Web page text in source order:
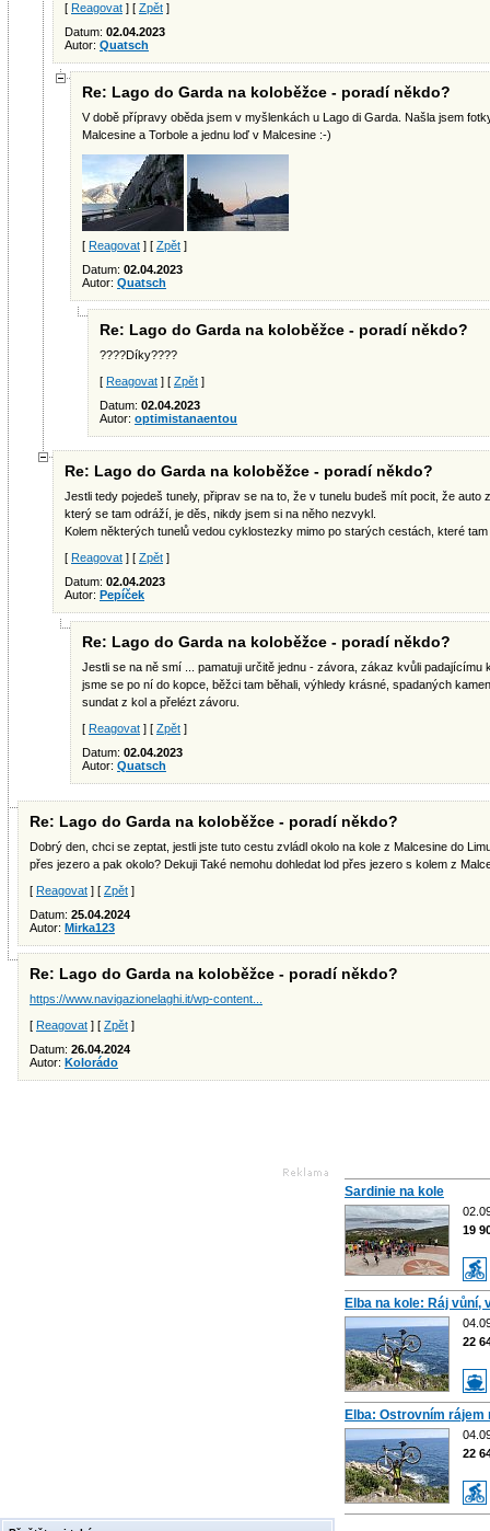
[ Reagovat ] [ Zpět ]
Datum: 02.04.2023
Autor: Quatsch
Re: Lago do Garda na koloběžce - poradí někdo?
V době přípravy oběda jsem v myšlenkách u Lago di Garda. Našla jsem
Malcesine a Torbole a jednu loď v Malcesine :-)
[ Reagovat ] [ Zpět ]
Datum: 02.04.2023
Autor: Quatsch
Re: Lago do Garda na koloběžce - poradí někdo?
????Díky????
[ Reagovat ] [ Zpět ]
Datum: 02.04.2023
Autor: optimistanaentou
Re: Lago do Garda na koloběžce - poradí někdo?
Jestli tedy pojedeš tunely, připrav se na to, že v tunelu budeš mít pocit, že auto
který se tam odráží, je děs, nikdy jsem si na něho nezvykl.
Kolem některých tunelů vedou cyklostezky mimo po starých cestách, které
[ Reagovat ] [ Zpět ]
Datum: 02.04.2023
Autor: Pepíček
Re: Lago do Garda na koloběžce - poradí někdo?
Jestli se na ně smí ... pamatuji určitě jednu - závora, zákaz kvůli padajícímu
jsme se po ní do kopce, běžci tam běhali, výhledy krásné, spadaných
sundat z kol a přelézt závoru.
[ Reagovat ] [ Zpět ]
Datum: 02.04.2023
Autor: Quatsch
Re: Lago do Garda na koloběžce - poradí někdo?
Dobrý den, chci se zeptat, jestli jste tuto cestu zvládl okolo na kole z Malcesine do
přes jezero a pak okolo? Dekuji Také nemohu dohledat lod přes jezero s kolem z
[ Reagovat ] [ Zpět ]
Datum: 25.04.2024
Autor: Mirka123
Re: Lago do Garda na koloběžce - poradí někdo?
https://www.navigazionelaghi.it/wp-content...
[ Reagovat ] [ Zpět ]
Datum: 26.04.2024
Autor: Kolorádo
Sardinie na kole
19
Elba na kole: Ráj vůní,
22
Elba: Ostrovním rájem
22